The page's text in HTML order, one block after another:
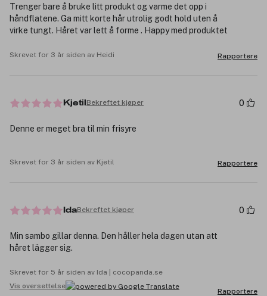
Trenger bare å bruke litt produkt og varme det opp i
håndflatene. Ga mitt korte hår utrolig godt hold uten å
virke tungt. Håret var lett å forme . Happy med produktet
Skrevet for 3 år siden av Heidi Rapportere
Kjetil Bekreftet kjøper 0
Denne er meget bra til min frisyre
Skrevet for 3 år siden av Kjetil Rapportere
IdaBekreftet kjøper 0
Min sambo gillar denna. Den håller hela dagen utan att
håret lägger sig.
Skrevet for 5 år siden av Ida | cocopanda.se
Vis oversettelse
Rapportere